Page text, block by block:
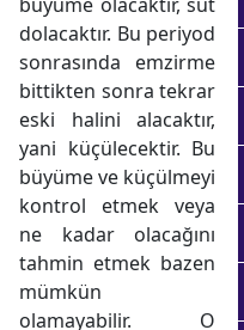
dolacaktır. Bu periyod
sonrasında emzirme
bittikten sonra tekrar
eski halini alacaktır,
yani küçülecektir. Bu
büyüme ve küçülmeyi
kontrol etmek veya
ne kadar olacağını
tahmin etmek bazen
mümkün
olamayabilir. O